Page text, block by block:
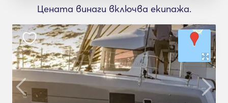
Цената винаги включва екипажа.